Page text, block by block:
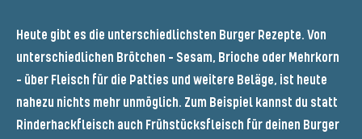
Heute gibt es die unterschiedlichsten Burger Rezepte. Von
unterschiedlichen Brötchen – Sesam, Brioche oder Mehrkorn
– über Fleisch für die Patties und weitere Beläge, ist heute
nahezu nichts mehr unmöglich. Zum Beispiel kannst du statt
Rinderhackfleisch auch Frühstücksfleisch für deinen Burger